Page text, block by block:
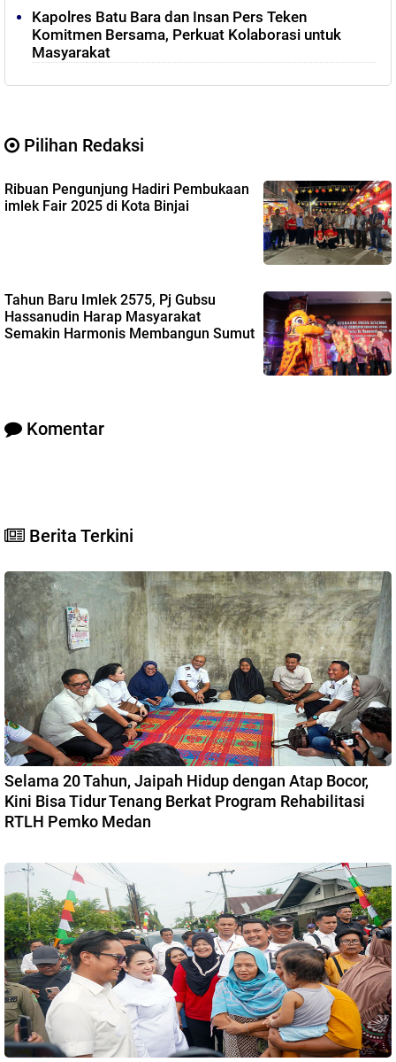
Kapolres Batu Bara dan Insan Pers Teken
Komitmen Bersama, Perkuat Kolaborasi untuk
Masyarakat
Pilihan Redaksi
Ribuan Pengunjung Hadiri Pembukaan
imlek Fair 2025 di Kota Binjai
Tahun Baru Imlek 2575, Pj Gubsu
Hassanudin Harap Masyarakat
Semakin Harmonis Membangun Sumut
Komentar
Berita Terkini
Selama 20 Tahun, Jaipah Hidup dengan Atap Bocor,
Kini Bisa Tidur Tenang Berkat Program Rehabilitasi
RTLH Pemko Medan